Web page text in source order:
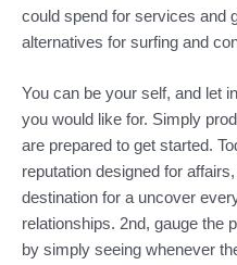
could spend for services and
alternatives for surfing and
You can be your self, and let
you would like for. Simply
are prepared to get started.
reputation designed for
destination for a uncover
relationships. 2nd, gauge the
by simply seeing whenever